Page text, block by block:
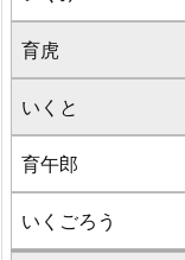
育虎
いくと
育午郎
いくごろう